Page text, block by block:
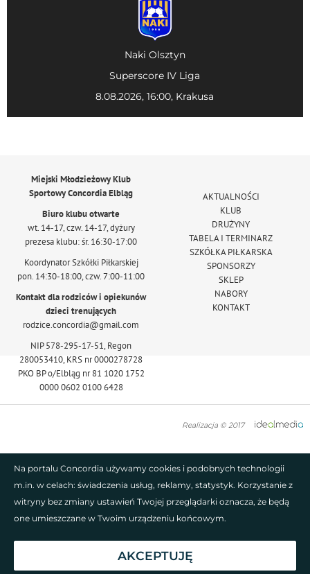
Naki Olsztyn
Superscore IV Liga
8.08.2026, 16:00, Krakusa
Miejski Młodzieżowy Klub
Sportowy Concordia Elbląg
Biuro klubu otwarte
wt. 14-17, czw. 14-17, dyżury
prezesa klubu: śr. 16:30-17:00
Koordynator Szkółki Piłkarskiej
pon. 14:30-18:00, czw. 7:00-11:00
Kontakt dla rodziców i opiekunów
dzieci trenujących
rodzice.concordia@gmail.com
NIP 578-295-17-51, Regon
280053410, KRS nr 0000278728
PKO BP o/Elbląg nr 81 1020 1752
0000 0602 0100 6428
AKTUALNOŚCI
KLUB
DRUŻYNY
TABELA I TERMINARZ
SZKÓŁKA PIŁKARSKA
SPONSORZY
SKLEP
NABORY
KONTAKT
Realizacja © 2017
Na portalu Concordia używamy cookies i podobnych technologii
m.in. w celach: świadczenia usług, reklamy, statystyk. Korzystanie z
witryny bez zmiany ustawień Twojej przeglądarki oznacza, że będą
one umieszczane w Twoim urządzeniu końcowym.
AKCEPTUJĘ